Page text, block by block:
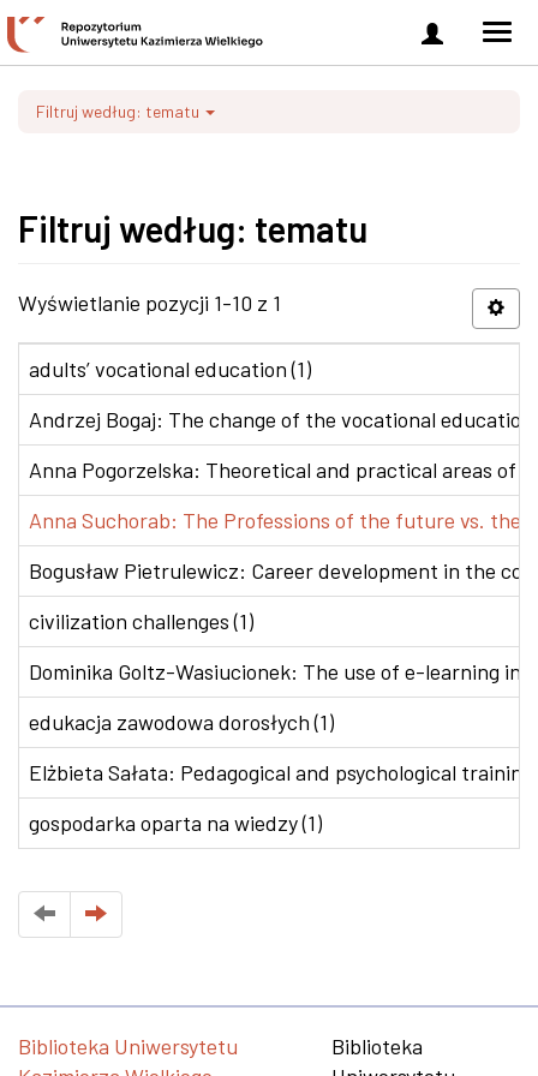
Zaloguj
się
Filtruj według: tematu
Filtruj według: tematu
Wyświetlanie pozycji 1-10 z 1
adults’ vocational education (1)
Andrzej Bogaj: The change of the vocational
Anna Pogorzelska: Theoretical and practical areas of
Anna Suchorab: The Professions of the future vs. the
Bogusław Pietrulewicz: Career development in the
civilization challenges (1)
Dominika Goltz-Wasiucionek: The use of e-learning in
edukacja zawodowa dorosłych (1)
Elżbieta Sałata: Pedagogical and psychological
gospodarka oparta na wiedzy (1)
Biblioteka Uniwersytetu
Biblioteka